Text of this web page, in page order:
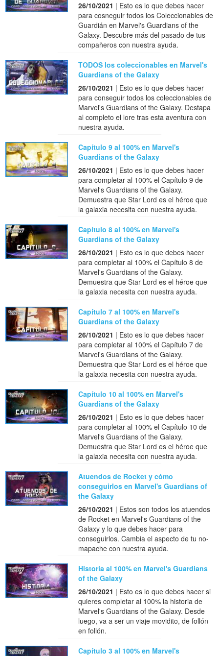
26/10/2021 | Esto es lo que debes hacer
para cosneguir todos los Coleccionables de
Guardián en Marvel's Guardians of the
Galaxy. Descubre más del pasado de tus
compañeros con nuestra ayuda.
TODOS los coleccionables en Marvel's
Guardians of the Galaxy
26/10/2021 | Esto es lo que debes hacer
para conseguir todos los coleccionables de
Marvel's Guardians of the Galaxy. Destapa
al completo el lore tras esta aventura con
nuestra ayuda.
Capítulo 9 al 100% en Marvel's
Guardians of the Galaxy
26/10/2021 | Esto es lo que debes hacer
para completar al 100% el Capítulo 9 de
Marvel's Guardians of the Galaxy.
Demuestra que Star Lord es el héroe que
la galaxia necesita con nuestra ayuda.
Capítulo 8 al 100% en Marvel's
Guardians of the Galaxy
26/10/2021 | Esto es lo que debes hacer
para completar al 100% el Capítulo 8 de
Marvel's Guardians of the Galaxy.
Demuestra que Star Lord es el héroe que
la galaxia necesita con nuestra ayuda.
Capítulo 7 al 100% en Marvel's
Guardians of the Galaxy
26/10/2021 | Esto es lo que debes hacer
para completar al 100% el Capítulo 7 de
Marvel's Guardians of the Galaxy.
Demuestra que Star Lord es el héroe que
la galaxia necesita con nuestra ayuda.
Capítulo 10 al 100% en Marvel's
Guardians of the Galaxy
26/10/2021 | Esto es lo que debes hacer
para completar al 100% el Capítulo 10 de
Marvel's Guardians of the Galaxy.
Demuestra que Star Lord es el héroe que
la galaxia necesita con nuestra ayuda.
Atuendos de Rocket y cómo
conseguirlos en Marvel's Guardians of
the Galaxy
26/10/2021 | Estos son todos los atuendos
de Rocket en Marvel's Guardians of the
Galaxy y lo que debes hacer para
conseguirlos. Cambia el aspecto de tu no-
mapache con nuestra ayuda.
Historia al 100% en Marvel's Guardians
of the Galaxy
26/10/2021 | Esto es lo que debes hacer si
quieres completar al 100% la historia de
Marvel's Guardians of the Galaxy. Desde
luego, va a ser un viaje movidito, de follón
en follón.
Capítulo 3 al 100% en Marvel's